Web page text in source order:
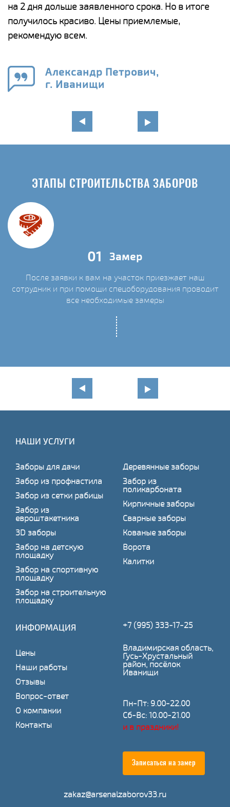
на 2 дня дольше заявленного срока. Но в итоге
получилось красиво. Цены приемлемые,
рекомендую всем.
Александр Петрович,
г. Иванищи
ЭТАПЫ СТРОИТЕЛЬСТВА ЗАБОРОВ
01 Замер
После заявки к вам на участок приезжает наш
сотрудник и при помощи спецоборудования проводит
все необходимые замеры
НАШИ УСЛУГИ
Заборы для дачи
Забор из профнастила
Забор из сетки рабицы
Забор из
евроштакетника
3D заборы
Забор на детскую
площадку
Забор на спортивную
площадку
Забор на строительную
площадку
Деревянные заборы
Забор из
поликарбоната
Кирпичные заборы
Сварные заборы
Кованые заборы
Ворота
Калитки
ИНФОРМАЦИЯ
Цены
Наши работы
Отзывы
Вопрос-ответ
О компании
Контакты
+7 (995) 333-17-25
Владимирская область,
Гусь-Хрустальный
район, посёлок
Иванищи
Пн-Пт: 9.00-22.00
Сб-Вс: 10.00-21.00
и в праздники!
Записаться на замер
zakaz@arsenalzaborov33.ru